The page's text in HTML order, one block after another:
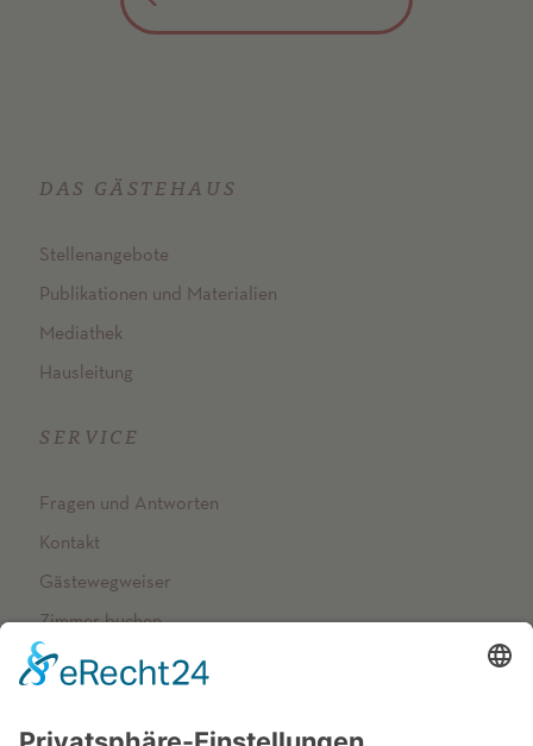
DAS GÄSTEHAUS
Stellenangebote
Publikationen und Materialien
Mediathek
Hausleitung
SERVICE
Fragen und Antworten
Kontakt
Gästewegweiser
Zimmer buchen
NETZWERK